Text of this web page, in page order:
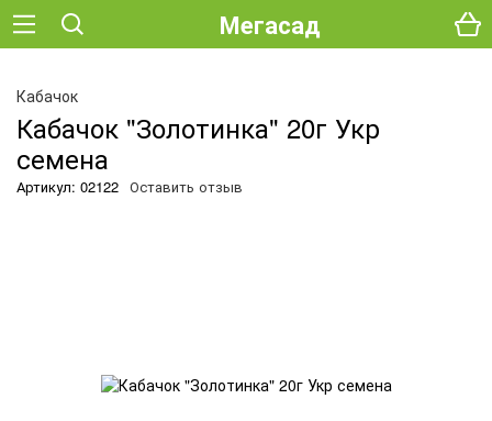
Мегасад
Кабачок
Кабачок "Золотинка" 20г Укр
семена
Артикул: 02122 Оставить отзыв